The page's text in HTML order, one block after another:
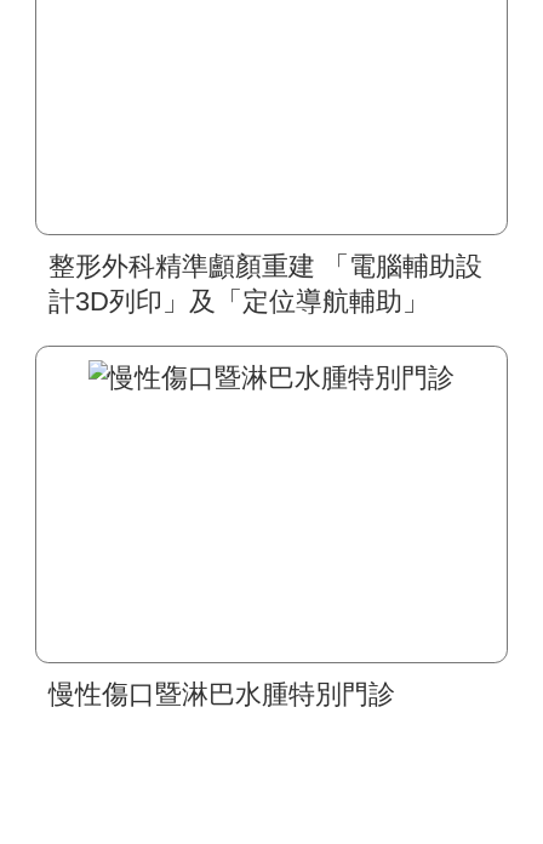
整形外科精準顱顏重建 「電腦輔助設
計3D列印」及「定位導航輔助」
慢性傷口暨淋巴水腫特別門診